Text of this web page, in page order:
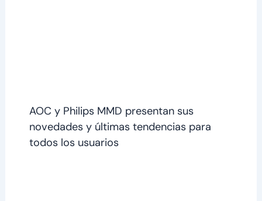
AOC y Philips MMD presentan sus
novedades y últimas tendencias para
todos los usuarios